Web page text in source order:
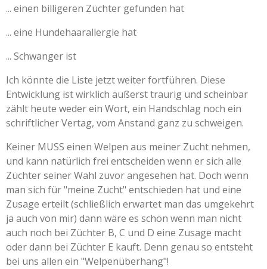
... einen billigeren Züchter gefunden hat
... eine Hundehaarallergie hat
... Schwanger ist
Ich könnte die Liste jetzt weiter fortführen. Diese
Entwicklung ist wirklich äußerst traurig und scheinbar
zählt heute weder ein Wort, ein Handschlag noch ein
schriftlicher Vertag, vom Anstand ganz zu schweigen.
Keiner MUSS einen Welpen aus meiner Zucht nehmen,
und kann natürlich frei entscheiden wenn er sich alle
Züchter seiner Wahl zuvor angesehen hat. Doch wenn
man sich für "meine Zucht" entschieden hat und eine
Zusage erteilt (schließlich erwartet man das umgekehrt
ja auch von mir) dann wäre es schön wenn man nicht
auch noch bei Züchter B, C und D eine Zusage macht
oder dann bei Züchter E kauft. Denn genau so entsteht
bei uns allen ein "Welpenüberhang"!